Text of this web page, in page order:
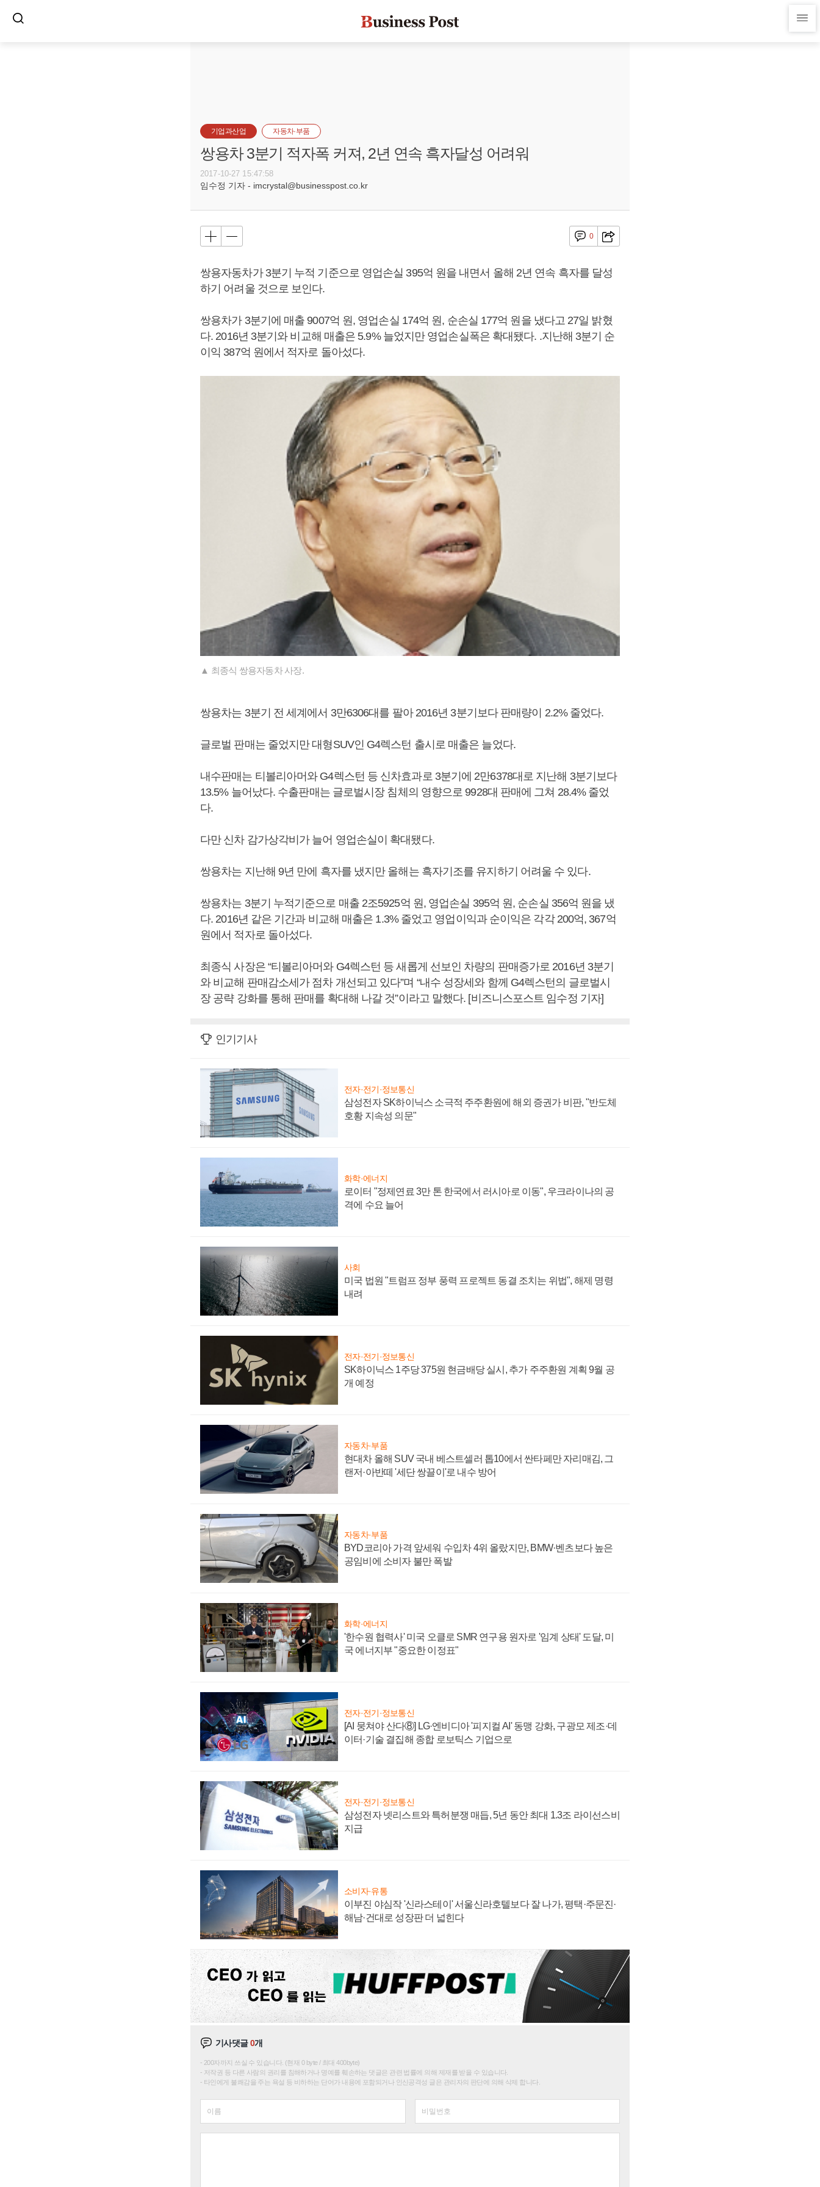
기업과산업 자동차·부품
쌍용차 3분기 적자폭 커져, 2년 연속 흑자달성 어려워
2017-10-27 15:47:58
임수정 기자 - imcrystal@businesspost.co.kr
0
쌍용자동차가 3분기 누적 기준으로 영업손실 395억 원을 내면서 올해 2년 연속 흑자를 달성
하기 어려울 것으로 보인다.
쌍용차가 3분기에 매출 9007억 원, 영업손실 174억 원, 순손실 177억 원을 냈다고 27일 밝혔
다. 2016년 3분기와 비교해 매출은 5.9% 늘었지만 영업손실폭은 확대됐다. .지난해 3분기 순
이익 387억 원에서 적자로 돌아섰다.
▲ 최종식 쌍용자동차 사장.
쌍용차는 3분기 전 세계에서 3만6306대를 팔아 2016년 3분기보다 판매량이 2.2% 줄었다.
글로벌 판매는 줄었지만 대형SUV인 G4렉스턴 출시로 매출은 늘었다.
내수판매는 티볼리아머와 G4렉스턴 등 신차효과로 3분기에 2만6378대로 지난해 3분기보다
13.5% 늘어났다. 수출판매는 글로벌시장 침체의 영향으로 9928대 판매에 그쳐 28.4% 줄었
다.
다만 신차 감가상각비가 늘어 영업손실이 확대됐다.
쌍용차는 지난해 9년 만에 흑자를 냈지만 올해는 흑자기조를 유지하기 어려울 수 있다.
쌍용차는 3분기 누적기준으로 매출 2조5925억 원, 영업손실 395억 원, 순손실 356억 원을 냈
다. 2016년 같은 기간과 비교해 매출은 1.3% 줄었고 영업이익과 순이익은 각각 200억, 367억
원에서 적자로 돌아섰다.
최종식 사장은 “티볼리아머와 G4렉스턴 등 새롭게 선보인 차량의 판매증가로 2016년 3분기
와 비교해 판매감소세가 점차 개선되고 있다”며 “내수 성장세와 함께 G4렉스턴의 글로벌시
장 공략 강화를 통해 판매를 확대해 나갈 것”이라고 말했다. [비즈니스포스트 임수정 기자]
인기기사
전자·전기·정보통신
삼성전자 SK하이닉스 소극적 주주환원에 해외 증권가 비판, "반도체
호황 지속성 의문"
화학·에너지
로이터 "정제연료 3만 톤 한국에서 러시아로 이동", 우크라이나의 공
격에 수요 늘어
사회
미국 법원 "트럼프 정부 풍력 프로젝트 동결 조치는 위법", 해제 명령
내려
전자·전기·정보통신
SK하이닉스 1주당 375원 현금배당 실시, 추가 주주환원 계획 9월 공
개 예정
자동차·부품
현대차 올해 SUV 국내 베스트셀러 톱10에서 싼타페만 자리매김, 그
랜저·아반떼 '세단 쌍끌이'로 내수 방어
자동차·부품
BYD코리아 가격 앞세워 수입차 4위 올랐지만, BMW·벤츠보다 높은
공임비에 소비자 불만 폭발
화학·에너지
'한수원 협력사' 미국 오클로 SMR 연구용 원자로 '임계 상태' 도달, 미
국 에너지부 "중요한 이정표"
전자·전기·정보통신
[AI 뭉쳐야 산다⑧] LG·엔비디아 '피지컬 AI' 동맹 강화, 구광모 제조·데
이터·기술 결집해 종합 로보틱스 기업으로
전자·전기·정보통신
삼성전자 넷리스트와 특허분쟁 매듭, 5년 동안 최대 1.3조 라이선스비
지급
소비자·유통
이부진 야심작 '신라스테이' 서울신라호텔보다 잘 나가, 평택·주문진·
해남·건대로 성장판 더 넓힌다
기사댓글0개
200자까지 쓰실 수 있습니다. (현재 0 byte / 최대 400byte)
저작권 등 다른 사람의 권리를 침해하거나 명예를 훼손하는 댓글은 관련 법률에 의해 제재를 받을 수 있습니다.
타인에게 불쾌감을 주는 욕설 등 비하하는 단어가 내용에 포함되거나 인신공격성 글은 관리자의 판단에 의해 삭제 합니다.